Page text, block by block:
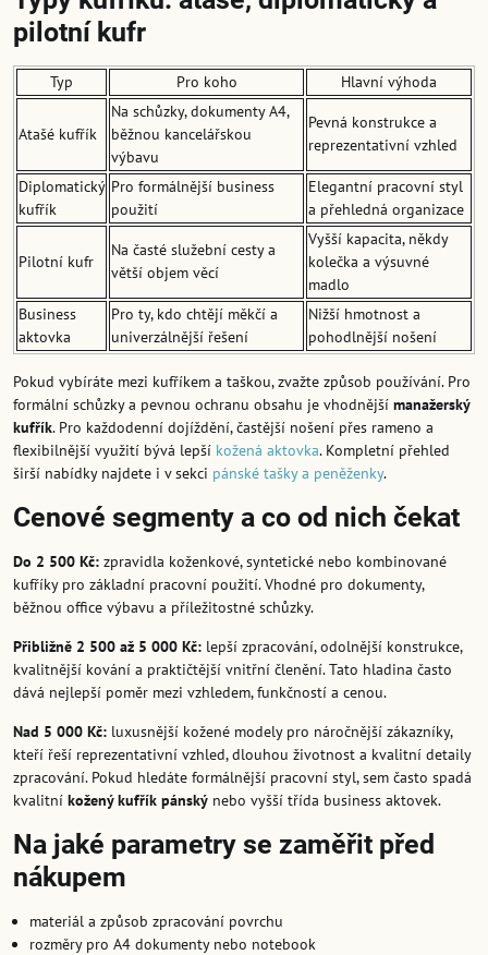
pilotní kufr
Typ Pro koho Hlavní výhoda
Atašé kufřík
Na schůzky, dokumenty A4,
běžnou kancelářskou
výbavu
Pevná konstrukce a
reprezentativní vzhled
Diplomatický
kufřík
Pro formálnější business
použití
Elegantní pracovní styl
a přehledná organizace
Pilotní kufr
Na časté služební cesty a
větší objem věcí
Vyšší kapacita, někdy
kolečka a výsuvné
madlo
Business
aktovka
Pro ty, kdo chtějí měkčí a
univerzálnější řešení
Nižší hmotnost a
pohodlnější nošení
Pokud vybíráte mezi kufříkem a taškou, zvažte způsob používání. Pro
formální schůzky a pevnou ochranu obsahu je vhodnější manažerský
kufřík. Pro každodenní dojíždění, častější nošení přes rameno a
flexibilnější využití bývá lepší kožená aktovka. Kompletní přehled
širší nabídky najdete i v sekci pánské tašky a peněženky.
Cenové segmenty a co od nich čekat
Do 2 500 Kč: zpravidla koženkové, syntetické nebo kombinované
kufříky pro základní pracovní použití. Vhodné pro dokumenty,
běžnou office výbavu a příležitostné schůzky.
Přibližně 2 500 až 5 000 Kč: lepší zpracování, odolnější konstrukce,
kvalitnější kování a praktičtější vnitřní členění. Tato hladina často
dává nejlepší poměr mezi vzhledem, funkčností a cenou.
Nad 5 000 Kč: luxusnější kožené modely pro náročnější zákazníky,
kteří řeší reprezentativní vzhled, dlouhou životnost a kvalitní detaily
zpracování. Pokud hledáte formálnější pracovní styl, sem často spadá
kvalitní kožený kufřík pánský nebo vyšší třída business aktovek.
Na jaké parametry se zaměřit před
nákupem
materiál a způsob zpracování povrchu
rozměry pro A4 dokumenty nebo notebook